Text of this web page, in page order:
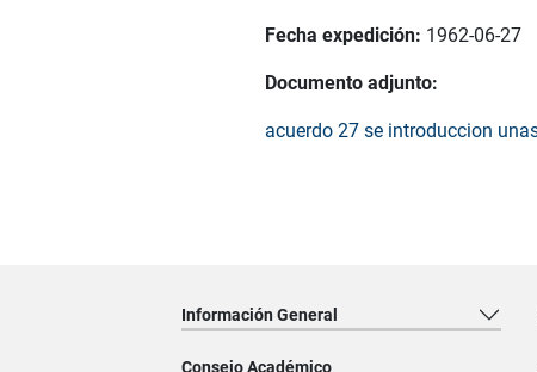
Fecha expedición: 1962-06-27
Documento adjunto:
acuerdo 27 se introduccion
Información General
Consejo Académico